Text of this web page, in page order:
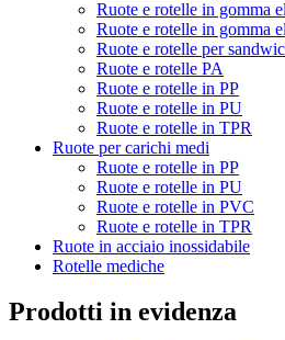
Ruote e rotelle in gomma
Ruote e rotelle in gomma
Ruote e rotelle per
Ruote e rotelle PA
Ruote e rotelle in PP
Ruote e rotelle in PU
Ruote e rotelle in TPR
Ruote per carichi medi
Ruote e rotelle in PP
Ruote e rotelle in PU
Ruote e rotelle in PVC
Ruote e rotelle in TPR
Ruote in acciaio inossidabile
Rotelle mediche
Prodotti in evidenza